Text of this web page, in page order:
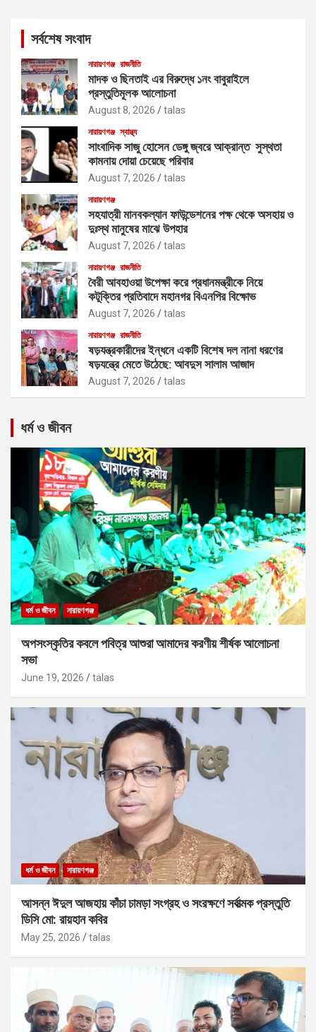
সর্বশেষ সংবাদ
নারায়ণগঞ্জ রাজনীতি
মাদক ও ছিনতাই এর বিরুদ্ধে ১নং বাবুরাইলে
প্রস্তুতিমূলক আলোচনা
August 8, 2026 talas
নারায়ণগঞ্জ স্বাস্থ্য
সাংবাদিক সাজু হোসেন ডেঙ্গু জ্বরে আক্রান্ত সুস্থতা
কামনায় দোয়া চেয়েছে পরিবার
August 7, 2026 talas
নারায়ণগঞ্জ
সহযাত্রী মানবকল্যান ফাউন্ডেশনের পক্ষ থেকে অসহায় ও
দুঃস্থ মানুষের মাঝে উপহার
August 7, 2026 talas
নারায়ণগঞ্জ রাজনীতি
বৈরী আবহাওয়া উপেক্ষা করে প্রধানমন্ত্রীকে নিয়ে
কটূক্তির প্রতিবাদে মহানগর বিএনপির বিক্ষোভ
August 7, 2026 talas
নারায়ণগঞ্জ রাজনীতি
ষড়যন্ত্রকারীদের ইন্ধনে একটি বিশেষ দল নানা ধরণের
ষড়যন্ত্রে মেতে উঠেছে: আবদুস সালাম আজাদ
August 7, 2026 talas
ধর্ম ও জীবন
ধর্ম ও জীবন নারায়ণগঞ্জ
অপসংস্কৃতির কবলে পবিত্র আশুরা আমাদের করণীয় শীর্ষক আলোচনা
সভা
June 19, 2026 talas
ধর্ম ও জীবন নারায়ণগঞ্জ
আসন্ন ঈদুল আজহায় কাঁচা চামড়া সংগ্রহ ও সংরক্ষণে সর্বাত্মক প্রস্তুতি
ডিসি মো: রায়হান কবির
May 25, 2026 talas